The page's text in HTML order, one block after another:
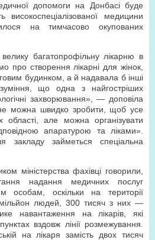
допомоги на Донбасі буде
високоспеціалізованої медицини
на тимчасово окупованих
багатопрофільну лікарню в
про створення лікарні для жінок,
будинком, а й надавала б інші
що одна з найгостріших
захворювання», — доповіла
можна швидко зробити, щоб усе
але можна організувати
апаратурою та ліками».
закладу займеться спеціальна
міністерства фахівці говорили,
надання медичних послуг
особам, оскільки на території
мільйон людей, 300 тисяч з них —
навантаження на лікарів, які
вздовж лінії розмежування.
на лікаря замість двох тисяч